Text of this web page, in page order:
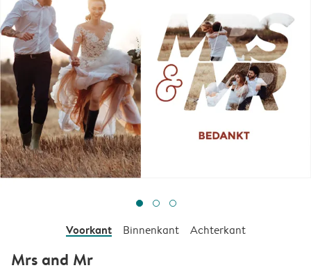
Voorkant Binnenkant Achterkant
Mrs and Mr